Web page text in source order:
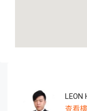
查看